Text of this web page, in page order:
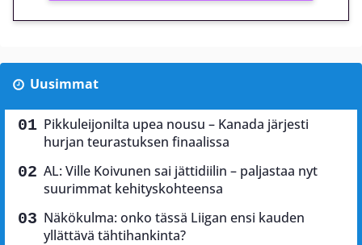
Uusimmat
Pikkuleijonilta upea nousu – Kanada järjesti
hurjan teurastuksen finaalissa
AL: Ville Koivunen sai jättidiilin – paljastaa nyt
suurimmat kehityskohteensa
Näkökulma: onko tässä Liigan ensi kauden
yllättävä tähtihankinta?